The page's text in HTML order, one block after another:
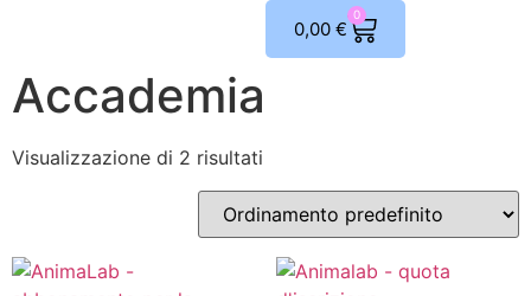
0,00 €
0
Accademia
Visualizzazione di 2 risultati